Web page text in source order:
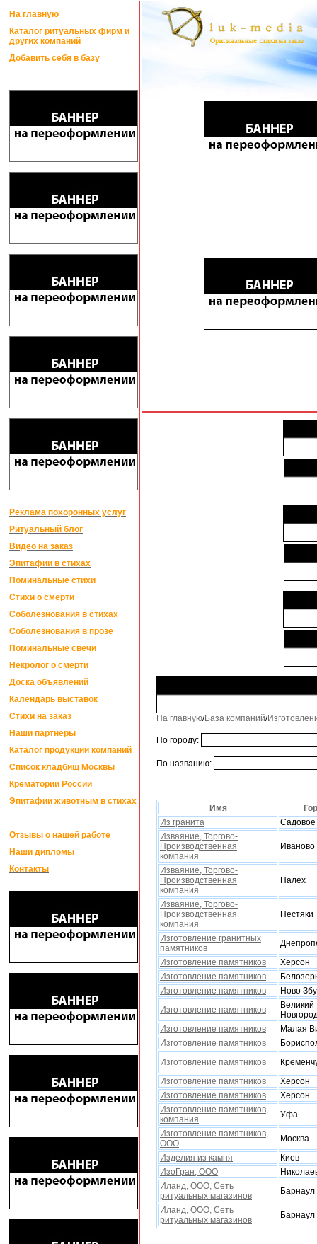
На главную
Каталог ритуальных фирм и
других компаний
Добавить себя в базу
Реклама похоронных услуг
Ритуальный блог
Видео на заказ
Эпитафии в стихах
Поминальные стихи
Стихи о смерти
Соболезнования в стихах
Соболезнования в прозе
Поминальные свечи
Некролог о смерти
Доска объявлений
Календарь выставок
Стихи на заказ
Наши партнеры
Каталог продукции компаний
Список кладбищ Москвы
Крематории России
Эпитафии животным в стихах
Отзывы о нашей работе
Наши дипломы
Контакты
На главную/База компаний/
По городу:
По названию:
Имя
Из гранита
Садовое
Изваяние, Торгово-
Производственная
компания
Иваново
Изваяние, Торгово-
Производственная
компания
Палех
Изваяние, Торгово-
Производственная
компания
Пестяки
Изготовление гранитных
памятников
Изготовление памятников
Xерсон
Изготовление памятников
Изготовление памятников
Ново
Изготовление памятников
Великий
Изготовление памятников
Малая
Изготовление памятников
Изготовление памятников
Изготовление памятников
Xерсон
Изготовление памятников
Xерсон
Изготовление памятников,
компания
Уфа
Изготовление памятников,
ООО
Москва
Изделия из камня
Киев
ИзоГран, ООО
Иланд, ООО, Сеть
ритуальныx магазинов
Барнаул
Иланд, ООО, Сеть
ритуальныx магазинов
Барнаул